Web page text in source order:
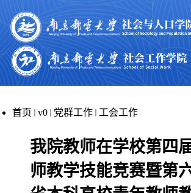
首页 v0 党群工作 工会工作
我院教师在学校第四
师教学技能竞赛暨第